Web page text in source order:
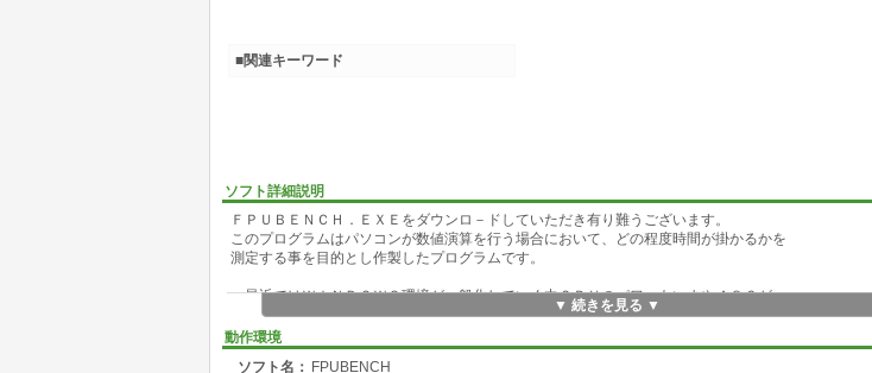
ソフト詳細説明
ＦＰＵＢＥＮＣＨ．ＥＸＥをダウンロ－ドしていただき有り難うございます。
このプログラムはパソコンが数値演算を行う場合において、どの程度時間が掛かるかを
測定する事を目的とし作製したプログラムです。
最近ではＷＩＮＤＯＷＳ環境が一般化していく中ＣＰＵのパワ－もいまや４８６が
当たり前の時代になっているなか、ＣＰＵも高クロックが要求され、ＣＰＵアクセレ－
タＯＤＰ・コプロ等があり、いずれもほとんど実装されている方が多いはずです
特にコプロ・ＯＤＰを搭載してあるＣＰＵの数値演算速度は特に向上します。
▼ 続きを見る ▼
動作環境
ソフト名： FPUBENCH
■関連キーワード